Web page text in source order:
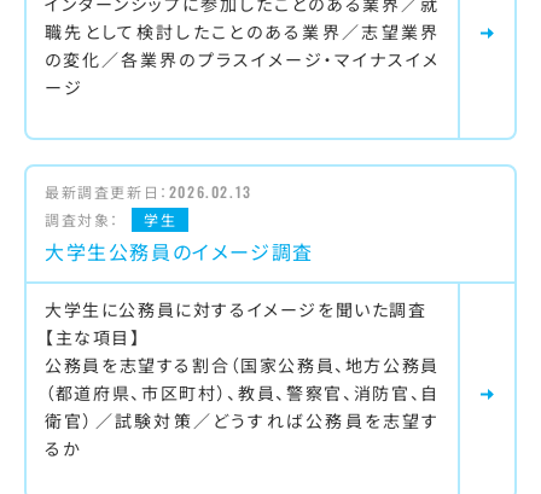
職先として検討したことのある業界／志望業界
の変化／各業界のプラスイメージ・マイナスイメ
ージ
最新調査更新日： 2026.02.13
調査対象：
学生
大学生公務員のイメージ調査
大学生に公務員に対するイメージを聞いた調査
【主な項目】
公務員を志望する割合（国家公務員、地方公務員
（都道府県、市区町村）、教員、警察官、消防官、自
衛官）／試験対策／どうすれば公務員を志望す
るか